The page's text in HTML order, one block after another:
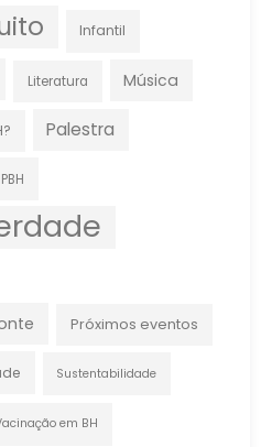
Infantil
Literatura Música
Palestra
PBH
Próximos eventos
Sustentabilidade
em BH